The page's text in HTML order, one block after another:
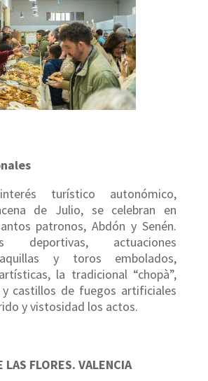
turístico autonómico,
de Julio, se celebran en
patronos, Abdón y Senén.
deportivas, actuaciones
y toros embolados,
la tradicional “chopà”,
castillos de fuegos artificiales
y vistosidad los actos.
LAS FLORES. VALENCIA